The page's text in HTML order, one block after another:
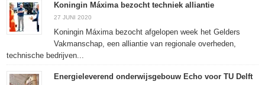
Koningin Máxima bezocht techniek alliantie
27 JUNI 2020
Koningin Máxima bezocht afgelopen week het Gelders
Vakmanschap, een alliantie van regionale overheden,
technische bedrijven...
Energieleverend onderwijsgebouw Echo voor TU Delft